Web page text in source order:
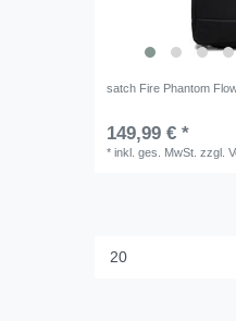
satch Fire Phantom
149,99 € *
*inkl. ges. MwSt. zzgl.